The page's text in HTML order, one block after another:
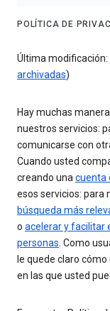
POLÍTICA DE
Última modificación:
archivadas)
Hay muchas
nuestros servicios:
comunicarse con
Cuando usted
creando unacuenta
esos servicios: para
búsqueda más
o acelerar y facilitar
personas. Como
le quede claro
en las que usted